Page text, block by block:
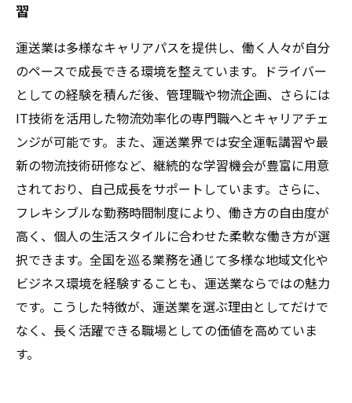
習
運送業は多様なキャリアパスを提供し、働く人々が自分
のペースで成長できる環境を整えています。ドライバー
としての経験を積んだ後、管理職や物流企画、さらには
IT技術を活用した物流効率化の専門職へとキャリアチェ
ンジが可能です。また、運送業界では安全運転講習や最
新の物流技術研修など、継続的な学習機会が豊富に用意
されており、自己成長をサポートしています。さらに、
フレキシブルな勤務時間制度により、働き方の自由度が
高く、個人の生活スタイルに合わせた柔軟な働き方が選
択できます。全国を巡る業務を通じて多様な地域文化や
ビジネス環境を経験することも、運送業ならではの魅力
です。こうした特徴が、運送業を選ぶ理由としてだけで
なく、長く活躍できる職場としての価値を高めていま
す。